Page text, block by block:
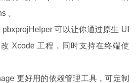
。
pbxprojHelper 可以让你通过原生 UI
Xcode 工程，同时支持在终端使
更好用的依赖管理工具，可定制